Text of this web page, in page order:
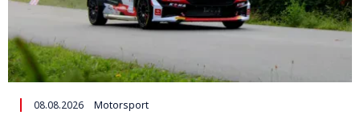
08.08.2026 Motorsport